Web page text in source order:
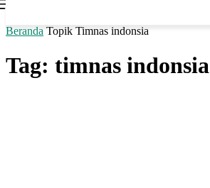
Beranda Topik Timnas indonsia
Tag: timnas indonsia